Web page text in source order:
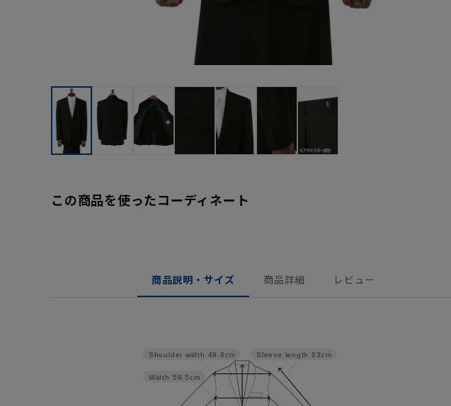
この商品を使ったコーディネート
商品説明・サイズ 商品詳細 レビュー
Sleeve length 63cm
Width 59.5cm
Shoulder width 49.8cm